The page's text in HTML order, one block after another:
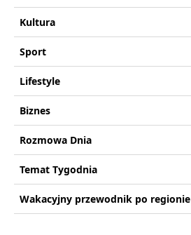
Kultura
Sport
Lifestyle
Biznes
Rozmowa Dnia
Temat Tygodnia
Wakacyjny przewodnik po regionie